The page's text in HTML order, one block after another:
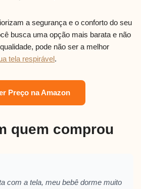
a segurança e o conforto do seu
busca uma opção mais barata e não
pode não ser a melhor
tela respirável.
Preço na Amazon
quem comprou
com a tela, meu bebê dorme muito